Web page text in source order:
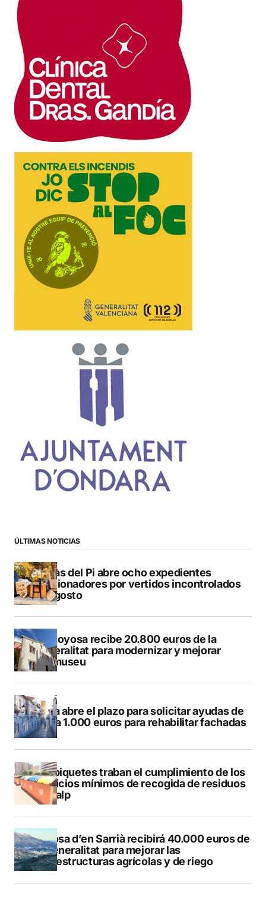
ÚLTIMAS NOTICIAS
L’Alfàs del Pi abre ocho expedientes
sancionadores por vertidos incontrolados
en agosto
Villajoyosa recibe 20.800 euros de la
Generalitat para modernizar y mejorar
Vilamuseu
Altea abre el plazo para solicitar ayudas de
hasta 1.000 euros para rehabilitar fachadas
Los piquetes traban el cumplimiento de los
servicios mínimos de recogida de residuos
en Calp
Callosa d’en Sarrià recibirá 40.000 euros de
la Generalitat para mejorar las
infraestructuras agrícolas y de riego